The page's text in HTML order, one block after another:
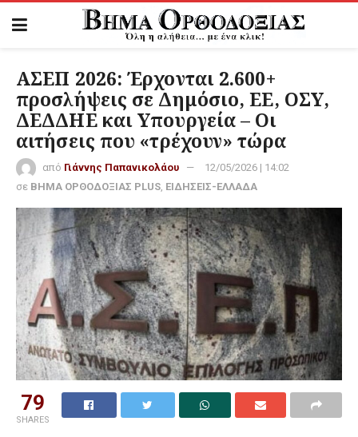
ΑΣΕΠ 2026: Έρχονται 2.600+
προσλήψεις σε Δημόσιο, ΕΕ, ΟΣΥ,
ΔΕΔΔΗΕ και Υπουργεία – Οι
αιτήσεις που «τρέχουν» τώρα
από Γιάννης Παπανικολάου
12/05/2026 | 14:02
σε ΒΗΜΑ ΟΡΘΟΔΟΞΙΑΣ PLUS, ΕΙΔΗΣΕΙΣ-ΕΛΛΑΔΑ
79
SHARES